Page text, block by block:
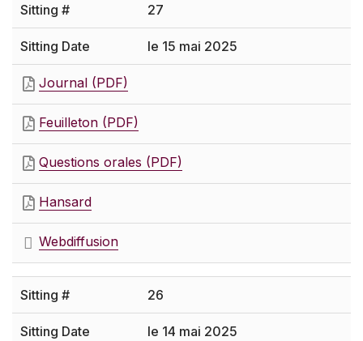
27
le 15 mai 2025
Journal (PDF)
Feuilleton (PDF)
Questions orales (PDF)
Hansard
Webdiffusion
26
le 14 mai 2025